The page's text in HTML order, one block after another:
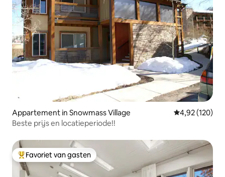
Appartement in Snowmass Village Gemiddelde
4,92 (120)
Beste prijs en locatieperiode!!
Topfavoriet van gasten
Favoriet van gasten